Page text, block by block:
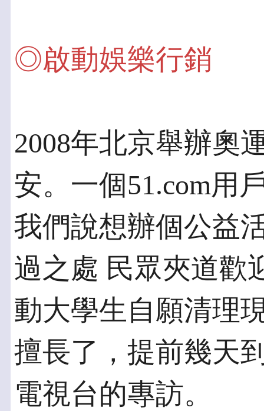
◎啟動娛樂行銷
2008年北京舉辦奧
安。一個51.com用
我們說想辦個公益
過之處 民眾夾道歡
動大學生自願清理
擅長了，提前幾天
電視台的專訪。